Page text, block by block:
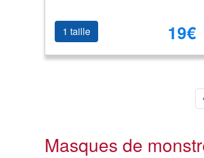
1 taille 19€
Masques de